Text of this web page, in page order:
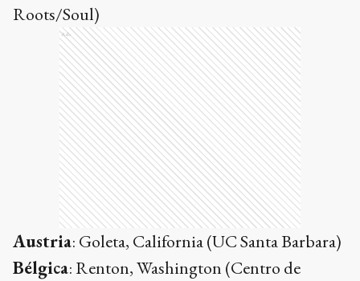
Roots/Soul)
Ads
Austria: Goleta, California (UC Santa Barbara)
Bélgica: Renton, Washington (Centro de